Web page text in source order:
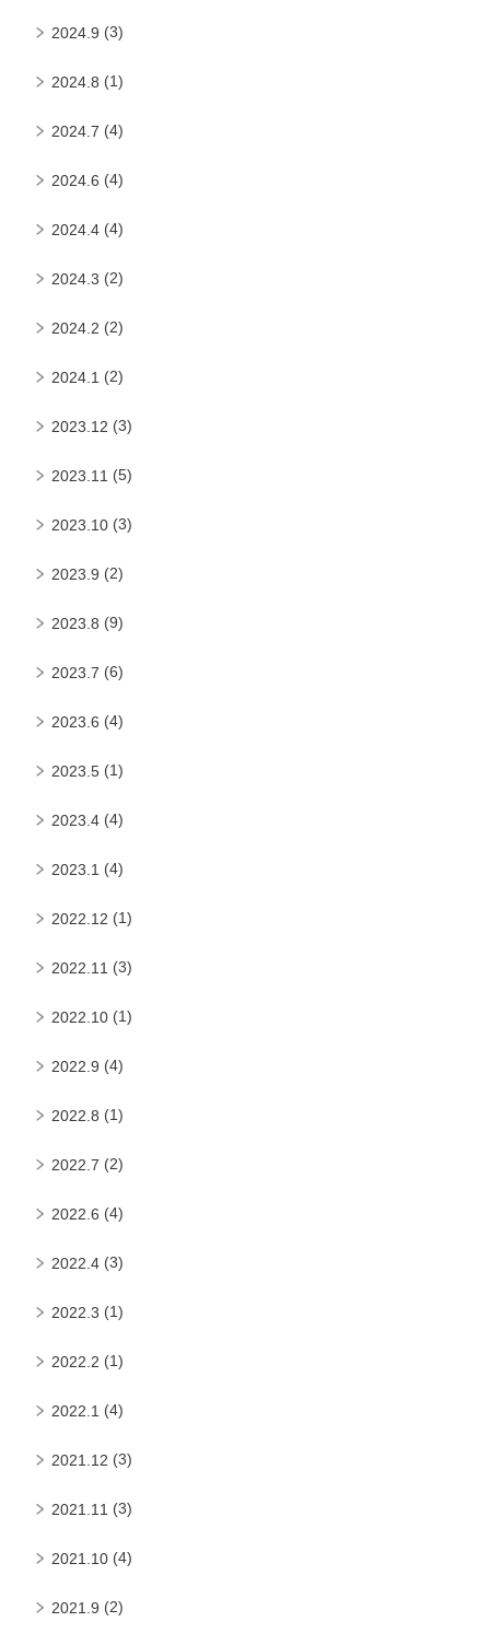
2024.9 (3)
2024.8 (1)
2024.7 (4)
2024.6 (4)
2024.4 (4)
2024.3 (2)
2024.2 (2)
2024.1 (2)
2023.12 (3)
2023.11 (5)
2023.10 (3)
2023.9 (2)
2023.8 (9)
2023.7 (6)
2023.6 (4)
2023.5 (1)
2023.4 (4)
2023.1 (4)
2022.12 (1)
2022.11 (3)
2022.10 (1)
2022.9 (4)
2022.8 (1)
2022.7 (2)
2022.6 (4)
2022.4 (3)
2022.3 (1)
2022.2 (1)
2022.1 (4)
2021.12 (3)
2021.11 (3)
2021.10 (4)
2021.9 (2)